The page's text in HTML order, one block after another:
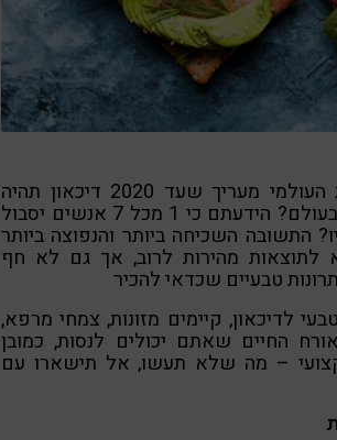
הידעתם כי ארגון הבריאות העולמי מעריך שעד 2020 דיכאון תהיה
המחלה השנייה בשכיחותה בעולם? הידעתם כי 1 מכל 7 אנשים יסבול
התשובה השכיחה ביותר והנפוצה ביותר
לתוצאות מהירות לרוב, אך גם לא חף
טבעיים שכדאי להכיר
לדיכאון, קיימים מזונות, צמחי מרפא,
החיים שאתם יכולים לנסות, כמובן
– מה שלא תעשו, אל תישארו עם